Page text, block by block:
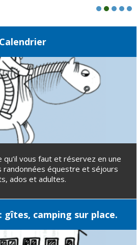
Calendrier
vous faut et réservez en une
randonnées équestre et séjours
ados et adultes.
gîtes, camping sur place.